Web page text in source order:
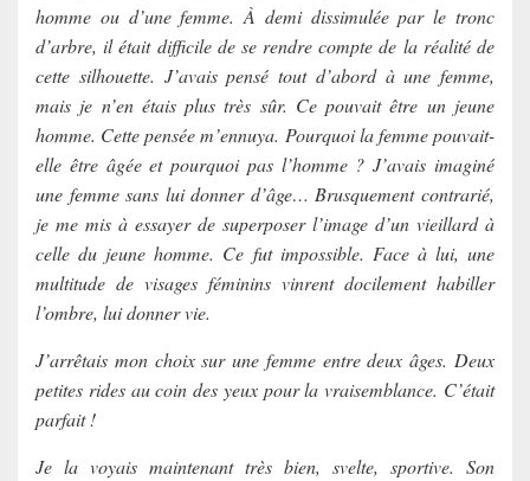
homme ou d’une femme. À demi dissimulée par le tronc
d’arbre, il était difficile de se rendre compte de la réalité de
cette silhouette. J’avais pensé tout d’abord à une femme,
mais je n’en étais plus très sûr. Ce pouvait être un jeune
homme. Cette pensée m’ennuya. Pourquoi la femme pouvait-
elle être âgée et pourquoi pas l’homme ? J’avais imaginé
une femme sans lui donner d’âge… Brusquement contrarié,
je me mis à essayer de superposer l’image d’un vieillard à
celle du jeune homme. Ce fut impossible. Face à lui, une
multitude de visages féminins vinrent docilement habiller
l’ombre, lui donner vie.
J’arrêtais mon choix sur une femme entre deux âges. Deux
petites rides au coin des yeux pour la vraisemblance. C’était
parfait !
Je la voyais maintenant très bien, svelte, sportive. Son